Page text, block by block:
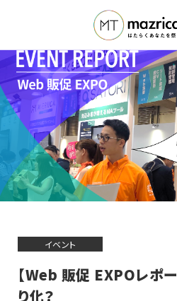
イベント
【Web 販促 EXPOレポ
り化？